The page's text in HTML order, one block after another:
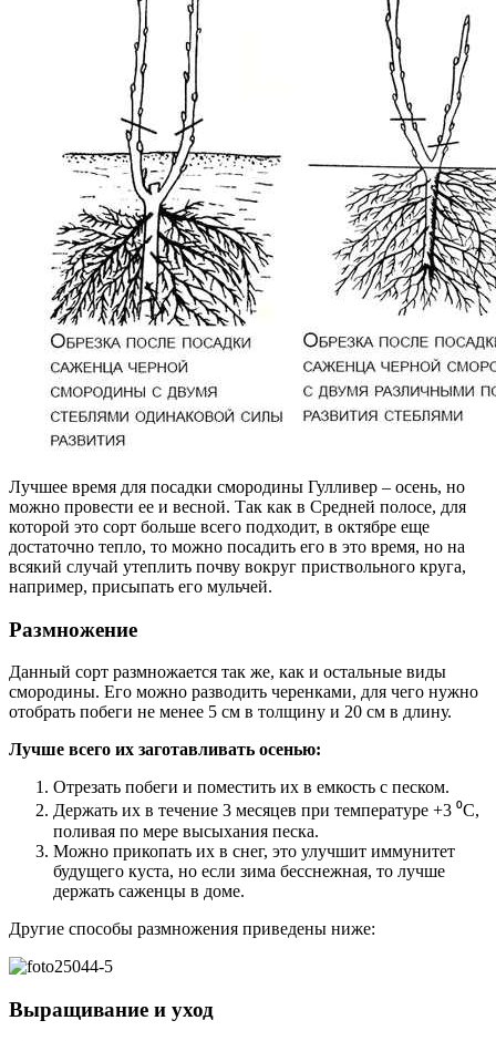
Лучшее время для посадки смородины Гулливер – осень, но
можно провести ее и весной. Так как в Средней полосе, для
которой это сорт больше всего подходит, в октябре еще
достаточно тепло, то можно посадить его в это время, но на
всякий случай утеплить почву вокруг приствольного круга,
например, присыпать его мульчей.
Размножение
Данный сорт размножается так же, как и остальные виды
смородины. Его можно разводить черенками, для чего нужно
отобрать побеги не менее 5 см в толщину и 20 см в длину.
Лучше всего их заготавливать осенью:
Отрезать побеги и поместить их в емкость с песком.
Держать их в течение 3 месяцев при температуре +3 ⁰С,
поливая по мере высыхания песка.
Можно прикопать их в снег, это улучшит иммунитет
будущего куста, но если зима бесснежная, то лучше
держать саженцы в доме.
Другие способы размножения приведены ниже:
Выращивание и уход